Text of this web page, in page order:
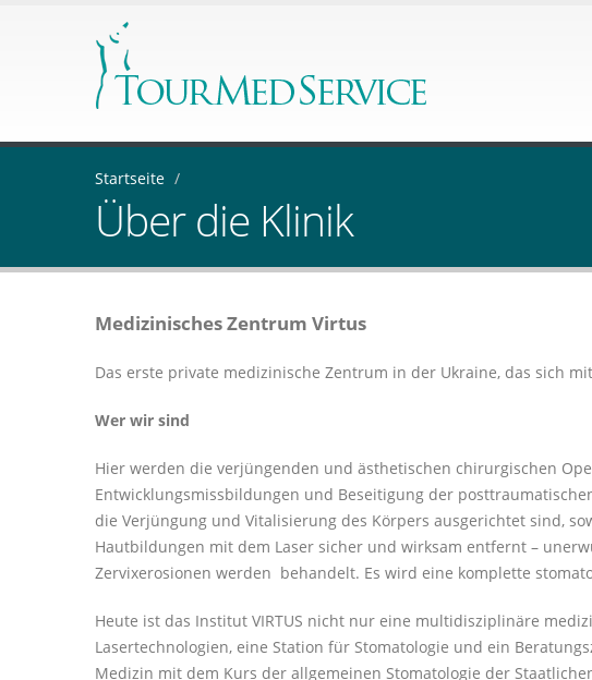
Startseite /
Über die Klinik
Medizinisches Zentrum Virtus
Das erste private medizinische Zentrum in der Ukraine, das sich
Wer wir sind
Hier werden die verjüngenden und ästhetischen chirurgischen
Entwicklungsmissbildungen und Beseitigung der
die Verjüngung und Vitalisierung des Körpers ausgerichtet sind,
Hautbildungen mit dem Laser sicher und wirksam entfernt –
Zervixerosionen werden behandelt. Es wird eine komplette
Heute ist das Institut VIRTUS nicht nur eine multidisziplinäre
Lasertechnologien, eine Station für Stomatologie und ein
Medizin mit dem Kurs der allgemeinen Stomatologie der